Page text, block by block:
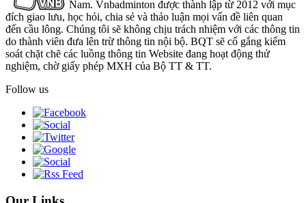
Nam. Vnbadminton được thành lập từ 2012 với mục
đích giao lưu, học hỏi, chia sẻ và thảo luận mọi vấn đề liên quan
đến cầu lông. Chúng tôi sẽ không chịu trách nhiệm với các thông tin
do thành viên đưa lên trừ thông tin nội bộ. BQT sẽ cố gắng kiểm
soát chặt chẽ các luồng thông tin Website đang hoạt động thử
nghiệm, chờ giấy phép MXH của Bộ TT & TT.
Follow us